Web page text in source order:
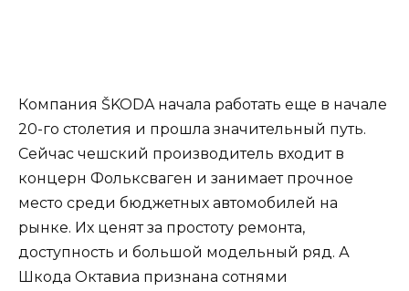
Компания ŠKODA начала работать еще в начале
20-го столетия и прошла значительный путь.
Сейчас чешский производитель входит в
концерн Фольксваген и занимает прочное
место среди бюджетных автомобилей на
рынке. Их ценят за простоту ремонта,
доступность и большой модельный ряд. А
Шкода Октавиа признана сотнями